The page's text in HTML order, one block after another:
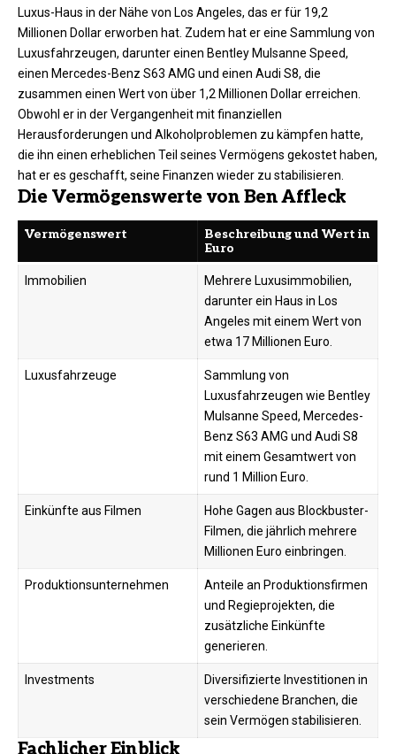
Luxus-Haus in der Nähe von Los Angeles, das er für 19,2
Millionen Dollar erworben hat. Zudem hat er eine Sammlung von
Luxusfahrzeugen, darunter einen Bentley Mulsanne Speed,
einen Mercedes-Benz S63 AMG und einen Audi S8, die
zusammen einen Wert von über 1,2 Millionen Dollar erreichen.
Obwohl er in der Vergangenheit mit finanziellen
Herausforderungen und Alkoholproblemen zu kämpfen hatte,
die ihn einen erheblichen Teil seines Vermögens gekostet haben,
hat er es geschafft, seine Finanzen wieder zu stabilisieren.
Die Vermögenswerte von Ben Affleck
Vermögenswert
Beschreibung und Wert in
Euro
Immobilien
Mehrere Luxusimmobilien,
darunter ein Haus in Los
Angeles mit einem Wert von
etwa 17 Millionen Euro.
Luxusfahrzeuge
Sammlung von
Luxusfahrzeugen wie Bentley
Mulsanne Speed, Mercedes-
Benz S63 AMG und Audi S8
mit einem Gesamtwert von
rund 1 Million Euro.
Einkünfte aus Filmen
Hohe Gagen aus Blockbuster-
Filmen, die jährlich mehrere
Millionen Euro einbringen.
Produktionsunternehmen
Anteile an Produktionsfirmen
und Regieprojekten, die
zusätzliche Einkünfte
generieren.
Investments
Diversifizierte Investitionen in
verschiedene Branchen, die
sein Vermögen stabilisieren.
Fachlicher Einblick